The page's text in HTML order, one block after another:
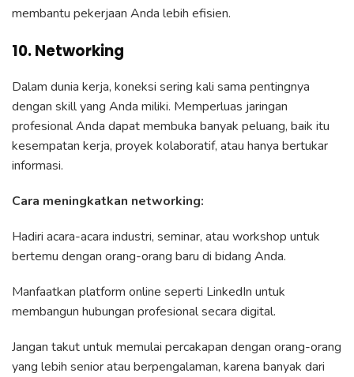
membantu pekerjaan Anda lebih efisien.
10. Networking
Dalam dunia kerja, koneksi sering kali sama pentingnya
dengan skill yang Anda miliki. Memperluas jaringan
profesional Anda dapat membuka banyak peluang, baik itu
kesempatan kerja, proyek kolaboratif, atau hanya bertukar
informasi.
Cara meningkatkan networking:
Hadiri acara-acara industri, seminar, atau workshop untuk
bertemu dengan orang-orang baru di bidang Anda.
Manfaatkan platform online seperti LinkedIn untuk
membangun hubungan profesional secara digital.
Jangan takut untuk memulai percakapan dengan orang-orang
yang lebih senior atau berpengalaman, karena banyak dari